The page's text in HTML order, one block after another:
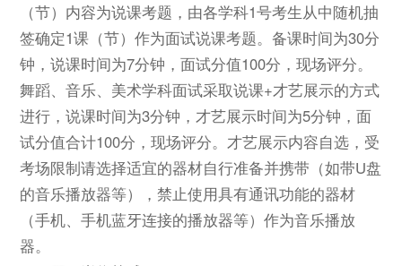
（节）内容为说课考题，由各学科1号考生从中随机抽
签确定1课（节）作为面试说课考题。备课时间为30分
钟，说课时间为7分钟，面试分值100分，现场评分。
舞蹈、音乐、美术学科面试采取说课+才艺展示的方式
进行，说课时间为3分钟，才艺展示时间为5分钟，面
试分值合计100分，现场评分。才艺展示内容自选，受
考场限制请选择适宜的器材自行准备并携带（如带U盘
的音乐播放器等），禁止使用具有通讯功能的器材
（手机、手机蓝牙连接的播放器等）作为音乐播放
器。